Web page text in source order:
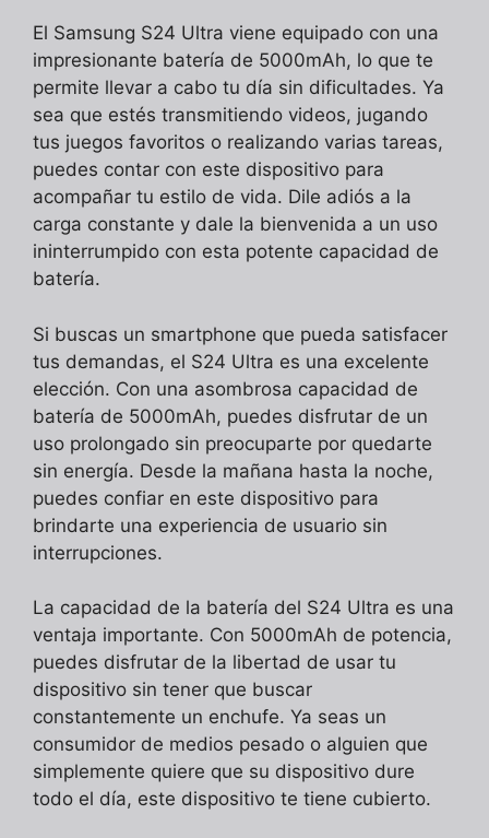
El Samsung S24 Ultra viene equipado con una
impresionante batería de 5000mAh, lo que te
permite llevar a cabo tu día sin dificultades. Ya
sea que estés transmitiendo videos, jugando
tus juegos favoritos o realizando varias tareas,
puedes contar con este dispositivo para
acompañar tu estilo de vida. Dile adiós a la
carga constante y dale la bienvenida a un uso
ininterrumpido con esta potente capacidad de
batería.
Si buscas un smartphone que pueda satisfacer
tus demandas, el S24 Ultra es una excelente
elección. Con una asombrosa capacidad de
batería de 5000mAh, puedes disfrutar de un
uso prolongado sin preocuparte por quedarte
sin energía. Desde la mañana hasta la noche,
puedes confiar en este dispositivo para
brindarte una experiencia de usuario sin
interrupciones.
La capacidad de la batería del S24 Ultra es una
ventaja importante. Con 5000mAh de potencia,
puedes disfrutar de la libertad de usar tu
dispositivo sin tener que buscar
constantemente un enchufe. Ya seas un
consumidor de medios pesado o alguien que
simplemente quiere que su dispositivo dure
todo el día, este dispositivo te tiene cubierto.